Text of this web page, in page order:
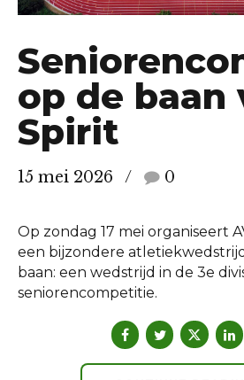
op de baan
Spirit
15 mei 2026 0
Op zondag 17 mei organiseert
een bijzondere
baan: een wedstrijd in de 3e
seniorencompetitie.